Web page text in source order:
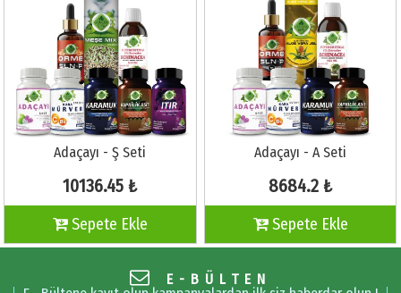
Adaçayı - Ş Seti
10136.45 ₺
Sepete Ekle
Adaçayı - A Seti
8684.2 ₺
Sepete Ekle
E-BÜLTEN